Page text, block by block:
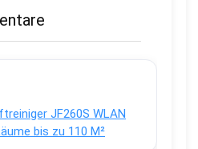
JF260S WLAN
bis zu 110 M²